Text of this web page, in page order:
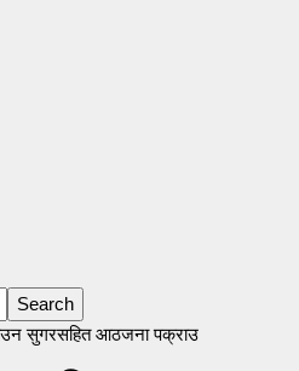
सुगरसहित आठजना पक्राउ